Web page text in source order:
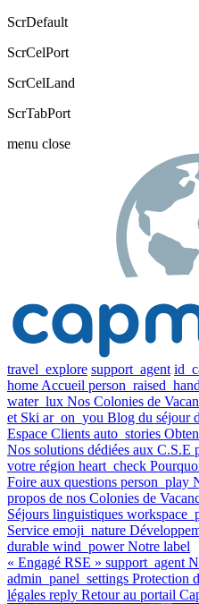
ScrDefault
ScrCelPort
ScrCelLand
ScrTabPort
menu close
travel_explore support_agent
homeAccueil
water_lux Nos Colonies de
et Ski ar_on_you Blog du séjour
Espace Clients auto_stories
Nos solutions dédiées aux C.S.E
votre région heart_check
Foire aux questions person_play
propos de nos Colonies de
Séjours linguistiques
Service emoji_nature
durable wind_power Notre label
« Engagé RSE » support_agent
admin_panel_settings Protection
légales reply Retour au portail